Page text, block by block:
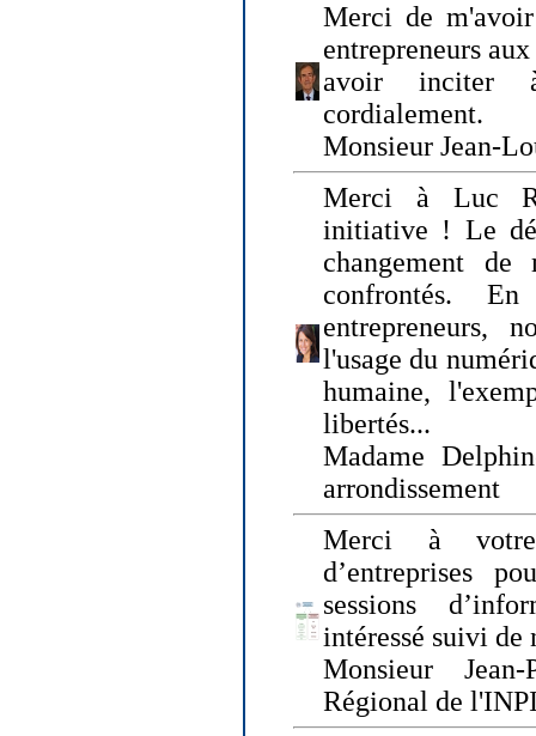
Merci de
entrepreneurs
avoir inciter
cordialement.
Monsieur Jean-
Merci à Luc
initiative ! Le
changement de
confrontés.
entrepreneurs,
l'usage du
humaine,
libertés...
Madame
arrondissement
Merci à
d’entreprises
sessions
intéressé suivi de
Monsieur
Régional de